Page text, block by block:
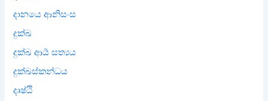
දානයෙ ආනිසංස
දුක්ඛ
දුක්ඛ ආර්‍ය සත්‍යය
දුක්ඛස්කන්ධය
දෘෂ්ඨි